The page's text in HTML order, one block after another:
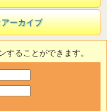
ーカイブ
することができます。